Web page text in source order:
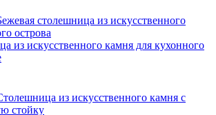
из искусственного камня для кухонного